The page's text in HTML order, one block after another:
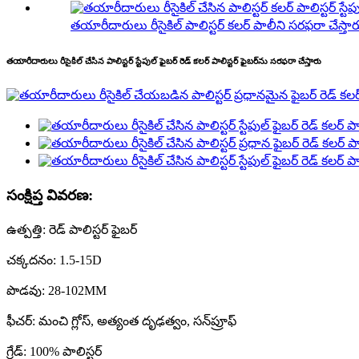
తయారీదారులు రీసైకిల్ పాలిస్టర్ కలర్ పాలీని సరఫరా
తయారీదారులు రీసైకిల్ చేసిన పాలిస్టర్ స్టేపుల్ ఫైబర్ రెడ్ కలర్ పాలిస్టర్ ఫైబర్‌ను సరఫరా చేస్తారు
సంక్షిప్త వివరణ:
ఉత్పత్తి: రెడ్ పాలిస్టర్ ఫైబర్
చక్కదనం: 1.5-15D
పొడవు: 28-102MM
ఫీచర్: మంచి గ్లోస్, అత్యంత దృఢత్వం, సన్‌ప్రూఫ్
గ్రేడ్: 100% పాలిస్టర్